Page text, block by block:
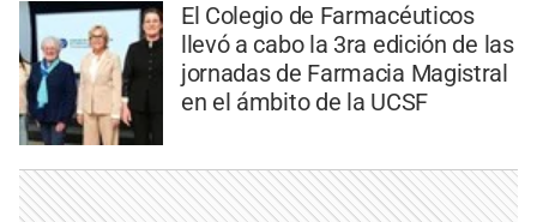
El Colegio de Farmacéuticos
llevó a cabo la 3ra edición de las
jornadas de Farmacia Magistral
en el ámbito de la UCSF